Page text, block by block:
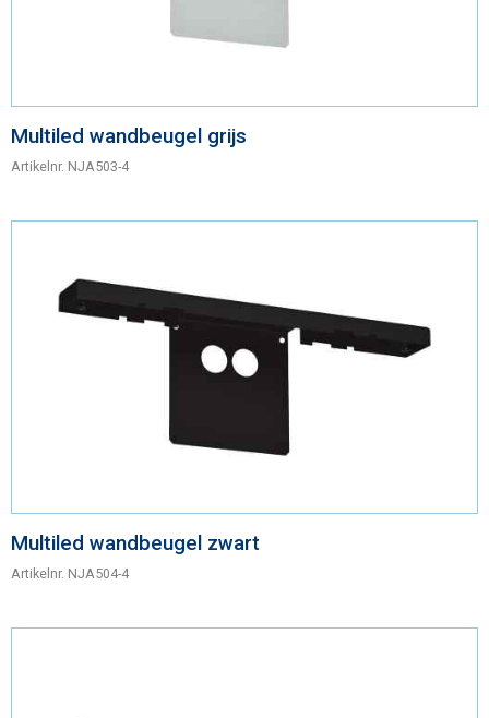
Multiled wandbeugel grijs
Artikelnr. NJA503-4
Multiled wandbeugel zwart
Artikelnr. NJA504-4